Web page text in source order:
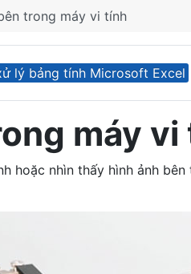
trong máy vi tính
lý bảng tính Microsoft Excel
máy vi
hoặc nhìn thấy hình ảnh